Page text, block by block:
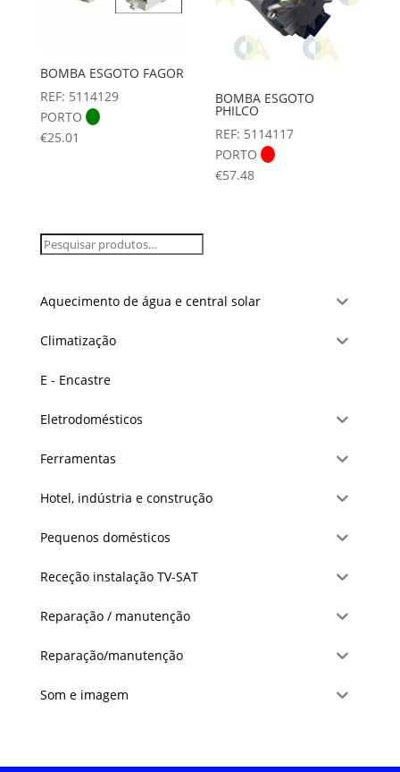
BOMBA ESGOTO FAGOR
REF: 5114129
PORTO
€25.01
BOMBA ESGOTO
PHILCO
REF: 5114117
PORTO
€57.48
Aquecimento de água e central solar
Climatização
E - Encastre
Eletrodomésticos
Ferramentas
Hotel, indústria e construção
Pequenos domésticos
Receção instalação TV-SAT
Reparação / manutenção
Reparação/manutenção
Som e imagem